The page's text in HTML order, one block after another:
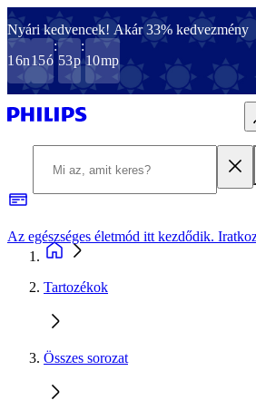
Nyári kedvencek! Akár 33% kedvezmény
16n15ó
:
53p
:
10mp
Az egészséges életmód itt kezdődik.
Tartozékok
Összes sorozat